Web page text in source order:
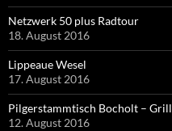
Netzwerk 50 plus Radtour
18. August 2016
Lippeaue Wesel
17. August 2016
Pilgerstammtisch Bocholt –
12. August 2016